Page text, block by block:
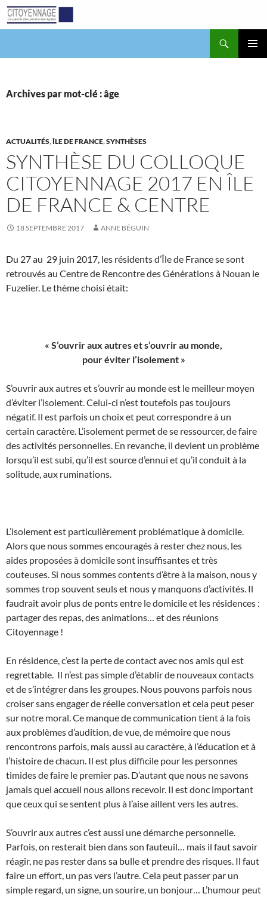
Aller
au
Archives par mot-clé : âge
ACTUALITÉS,ÎLE DE FRANCE,SYNTHÈSES
SYNTHÈSE DU COLLOQUE
CITOYENNAGE 2017 EN ÎLE
DE FRANCE & CENTRE
18 SEPTEMBRE 2017 ANNE BÉGUIN
Du 27 au 29 juin 2017, les résidents d’Île de France se sont
retrouvés au Centre de Rencontre des Générations à Nouan le
Fuzelier. Le thème choisi était:
« S’ouvrir aux autres et s’ouvrir au monde,
pour éviter l’isolement »
S’ouvrir aux autres et s’ouvrir au monde est le meilleur moyen
d’éviter l’isolement. Celui-ci n’est toutefois pas toujours
négatif. Il est parfois un choix et peut correspondre à un
certain caractère. L’isolement permet de se ressourcer, de faire
des activités personnelles. En revanche, il devient un problème
lorsqu’il est subi, qu’il est source d’ennui et qu’il conduit à la
solitude, aux ruminations.
L’isolement est particulièrement problématique à domicile.
Alors que nous sommes encouragés à rester chez nous, les
aides proposées à domicile sont insuffisantes et très
couteuses. Si nous sommes contents d’être à la maison, nous y
sommes trop souvent seuls et nous y manquons d’activités. Il
faudrait avoir plus de ponts entre le domicile et les résidences :
partager des repas, des animations… et des réunions
Citoyennage !
En résidence, c’est la perte de contact avec nos amis qui est
regrettable. Il n’est pas simple d’établir de nouveaux contacts
et de s’intégrer dans les groupes. Nous pouvons parfois nous
croiser sans engager de réelle conversation et cela peut peser
sur notre moral. Ce manque de communication tient à la fois
aux problèmes d’audition, de vue, de mémoire que nous
rencontrons parfois, mais aussi au caractère, à l’éducation et à
l’histoire de chacun. Il est plus difficile pour les personnes
timides de faire le premier pas. D’autant que nous ne savons
jamais quel accueil nous allons recevoir. Il est donc important
que ceux qui se sentent plus à l’aise aillent vers les autres.
S’ouvrir aux autres c’est aussi une démarche personnelle.
Parfois, on resterait bien dans son fauteuil… mais il faut savoir
réagir, ne pas rester dans sa bulle et prendre des risques. Il faut
faire un effort, un pas vers l’autre. Cela peut passer par un
simple regard, un signe, un sourire, un bonjour… L’humour peut